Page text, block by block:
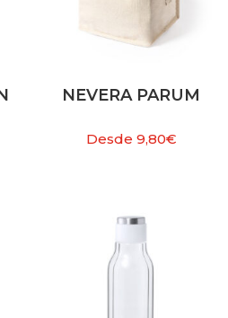
NEVERA PARUM
Desde 9,80€